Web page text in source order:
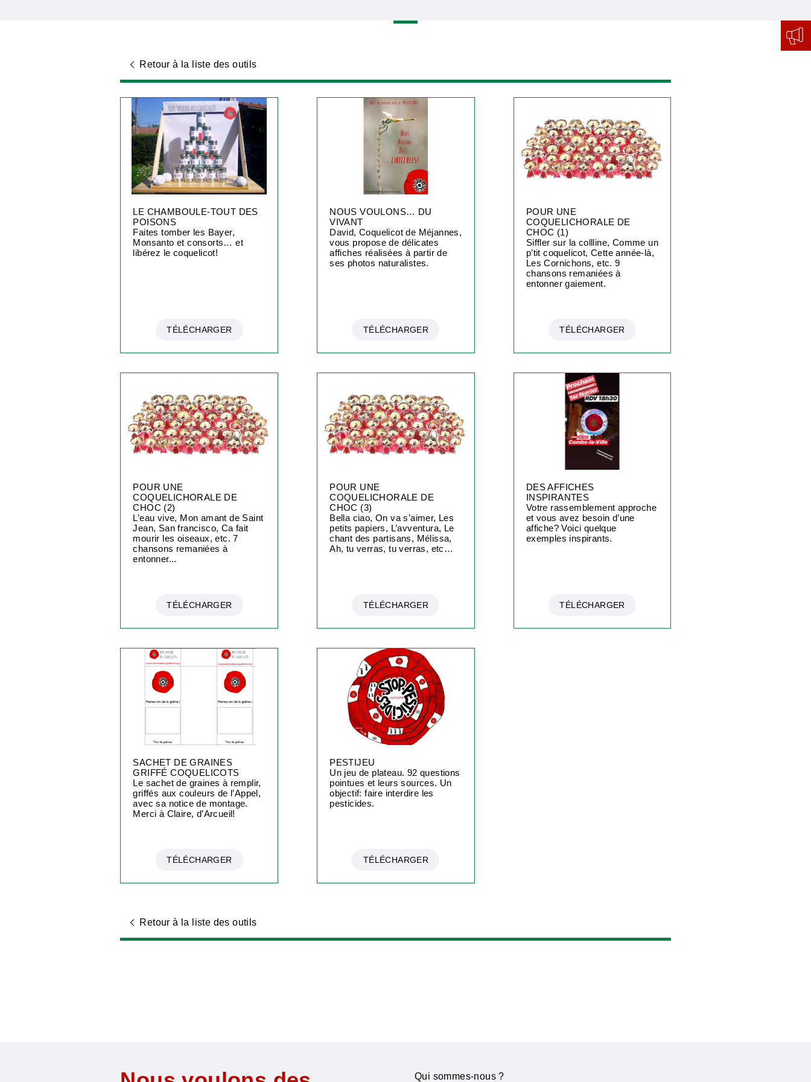
Retour à la liste des outils
LE CHAMBOULE-TOUT DES
POISONS
Faites tomber les Bayer,
Monsanto et consorts… et
libérez le coquelicot!
TÉLÉCHARGER
NOUS VOULONS… DU
VIVANT
David, Coquelicot de Méjannes,
vous propose de délicates
affiches réalisées à partir de
ses photos naturalistes.
TÉLÉCHARGER
POUR UNE
COQUELICHORALE DE
CHOC (1)
Siffler sur la collline, Comme un
p’tit coquelicot, Cette année-là,
Les Cornichons, etc. 9
chansons remaniées à
entonner gaiement.
TÉLÉCHARGER
POUR UNE
COQUELICHORALE DE
CHOC (2)
L’eau vive, Mon amant de Saint
Jean, San francisco, Ca fait
mourir les oiseaux, etc. 7
chansons remaniées à
entonner...
TÉLÉCHARGER
POUR UNE
COQUELICHORALE DE
CHOC (3)
Bella ciao, On va s’aimer, Les
petits papiers, L’avventura, Le
chant des partisans, Mélissa,
Ah, tu verras, tu verras, etc…
TÉLÉCHARGER
DES AFFICHES
INSPIRANTES
Votre rassemblement approche
et vous avez besoin d’une
affiche? Voici quelque
exemples inspirants.
TÉLÉCHARGER
SACHET DE GRAINES
GRIFFÉ COQUELICOTS
Le sachet de graines à remplir,
griffés aux couleurs de l’Appel,
avec sa notice de montage.
Merci à Claire, d’Arcueil!
TÉLÉCHARGER
PESTIJEU
Un jeu de plateau. 92 questions
pointues et leurs sources. Un
objectif: faire interdire les
pesticides.
TÉLÉCHARGER
Retour à la liste des outils
Qui sommes-nous ?